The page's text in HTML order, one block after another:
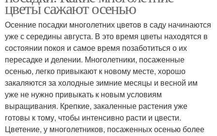
цветы сажают осенью
Осенние посадки многолетних цветов в саду начинаются
уже с середины августа. В это время цветы находятся в
состоянии покоя и самое время позаботиться о их
пересадке и делении. Многолетники, посаженные
осенью, легко привыкают к новому месте, хорошо
закаляются за холодные зимние месяцы и весной им
уже не нужно привыкать к новым условиям
выращивания. Крепкие, закаленные растения уже
готовы к тому, чтобы интенсивно расти и цвести.
Цветение, у многолетников, посаженных осенью более